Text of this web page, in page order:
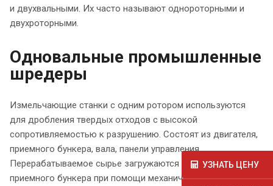
и двухвальными. Их часто называют однороторными и
двухроторными.
Одновальные промышленные
шредеры
Измельчающие станки с одним ротором используются
для дробления твердых отходов с высокой
сопротивляемостью к разрушению. Состоят из двигателя,
приемного бункера, вала, панели управления.
Перерабатываемое сырье загружаются в отверстие
приемного бункера при помощи механического загрузчика
УЗНАТЬ ЦЕНУ